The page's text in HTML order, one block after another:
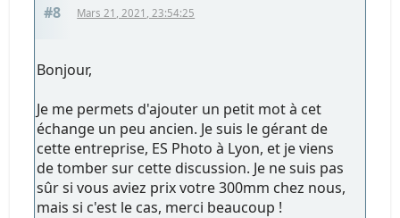
#8 Mars 21, 2021, 23:54:25
Bonjour,
Je me permets d'ajouter un petit mot à cet
échange un peu ancien. Je suis le gérant de
cette entreprise, ES Photo à Lyon, et je viens
de tomber sur cette discussion. Je ne suis pas
sûr si vous aviez prix votre 300mm chez nous,
mais si c'est le cas, merci beaucoup !